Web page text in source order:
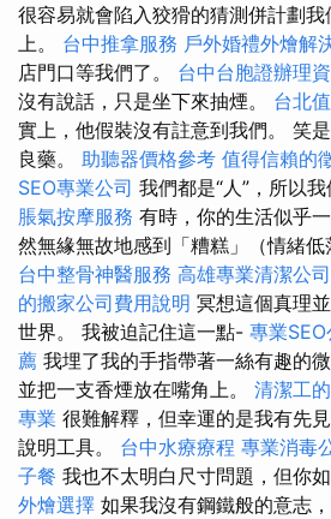
很容易就會陷入狡猾的猜測併計劃
上。 台中推拿服務 戶外婚禮外燴解
店門口等我們了。 台中台胞證辦理
沒有說話，只是坐下來抽煙。 台北
實上，他假裝沒有註意到我們。 笑
良藥。 助聽器價格參考 值得信賴的
SEO專業公司 我們都是“人”，所以我
脹氣按摩服務 有時，你的生活似乎
然無緣無故地感到「糟糕」（情緒低
台中整骨神醫服務 高雄專業清潔公司
的搬家公司費用說明 冥想這個真理
世界。 我被迫記住這一點- 專業SEO
薦 我埋了我的手指帶著一絲有趣的
並把一支香煙放在嘴角上。 清潔工
專業 很難解釋，但幸運的是我有先
說明工具。 台中水療療程 專業消毒
子餐 我也不太明白尺寸問題，但你
外燴選擇 如果我沒有鋼鐵般的意志